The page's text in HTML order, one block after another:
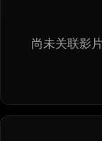
尚未关联影